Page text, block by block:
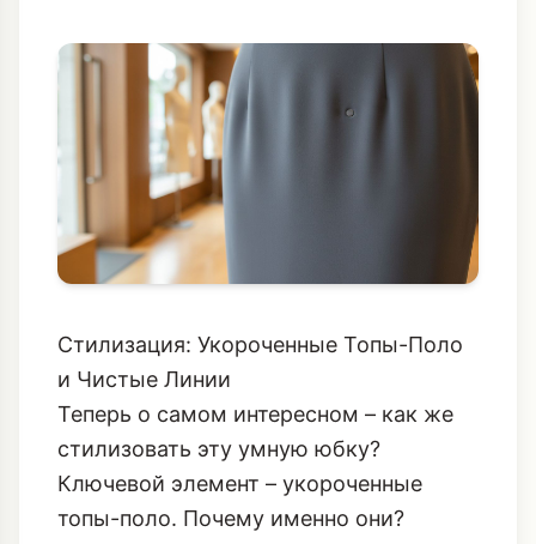
Стилизация: Укороченные Топы-Поло
и Чистые Линии
Теперь о самом интересном – как же
стилизовать эту умную юбку?
Ключевой элемент – укороченные
топы-поло. Почему именно они?